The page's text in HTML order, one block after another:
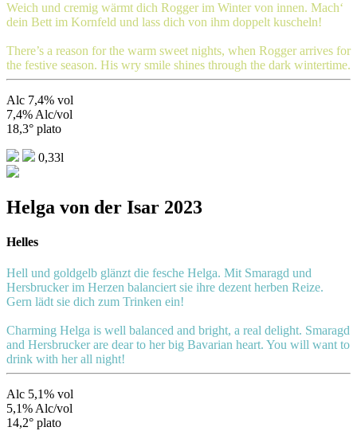
Weich und cremig wärmt dich Rogger im Winter von innen. Mach‘
dein Bett im Kornfeld und lass dich von ihm doppelt kuscheln!
There’s a reason for the warm sweet nights, when Rogger arrives for
the festive season. His wry smile shines through the dark wintertime.
Alc 7,4% vol
7,4% Alc/vol
18,3° plato
0,33l
Helga von der Isar 2023
Helles
Hell und goldgelb glänzt die fesche Helga. Mit Smaragd und
Hersbrucker im Herzen balanciert sie ihre dezent herben Reize.
Gern lädt sie dich zum Trinken ein!
Charming Helga is well balanced and bright, a real delight. Smaragd
and Hersbrucker are dear to her big Bavarian heart. You will want to
drink with her all night!
Alc 5,1% vol
5,1% Alc/vol
14,2° plato